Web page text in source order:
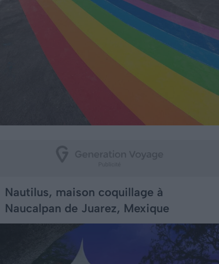
Nautilus, maison coquillage à
Naucalpan de Juarez, Mexique